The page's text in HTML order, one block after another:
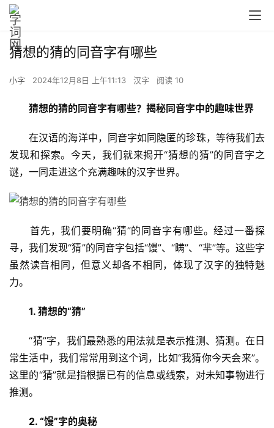
猜想的猜的同音字有哪些
小字 2024年12月8日 上午11:13 汉字 阅读 10
猜想的猜的同音字有哪些？揭秘同音字中的趣味世界
在汉语的海洋中，同音字如同隐匿的珍珠，等待我们去
发现和探索。今天，我们就来揭开“猜想的猜”的同音字之
谜，一同走进这个充满趣味的汉字世界。
首先，我们要明确“猜”的同音字有哪些。经过一番探
寻，我们发现“猜”的同音字包括“馒”、“瞒”、“芈”等。这些字
虽然读音相同，但意义却各不相同，体现了汉字的独特魅
力。
1. 猜想的“猜”
“猜”字，我们最熟悉的用法就是表示推测、猜测。在日
常生活中，我们常常用到这个词，比如“我猜你今天会来”。
这里的“猜”就是指根据已有的信息或线索，对未知事物进行
推测。
2. “馒”字的奥秘